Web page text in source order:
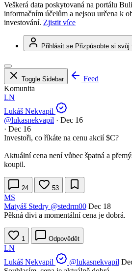
Veškerá data poskytovaná na portálu
informačním účelům a nejsou určena k
investování. Zjistit více
Přihlásit se Přizpůsobte si svůj
Toggle Sidebar
Feed
Komunita
LN
Lukáš Nekvapil
@lukasnekvapil · Dec 16
· Dec 16
Investoři, co říkáte na cenu akcií$C?
Aktuální cena není vůbec špatná a
koupil.
24 53
MS
Matyáš Stedry @stedrm00 Dec 18
Pěkná divi a momentální cena je dobrá.
1 Odpovědět
LN
Lukáš Nekvapil
@lukasnekvapil